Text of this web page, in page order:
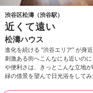
渋谷区松濤（渋谷駅）
近くて遠い
松濤ハウス
進化を続ける “渋谷エリア” が身
刺激ある街へこんなにも近いの
や便利さは、きっとこんな立地
緑の借景を望んで日光浴をしてみ